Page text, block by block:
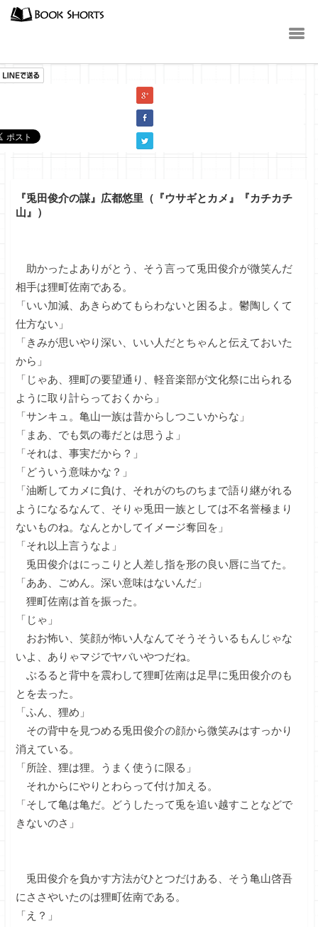
『兎田俊介の謀』広都悠里（『ウサギとカメ』『カチカチ
山』）
助かったよありがとう、そう言って兎田俊介が微笑んだ
相手は狸町佐南である。
「いい加減、あきらめてもらわないと困るよ。鬱陶しくて
仕方ない」
「きみが思いやり深い、いい人だとちゃんと伝えておいた
から」
「じゃあ、狸町の要望通り、軽音楽部が文化祭に出られる
ように取り計らっておくから」
「サンキュ。亀山一族は昔からしつこいからな」
「まあ、でも気の毒だとは思うよ」
「それは、事実だから？」
「どういう意味かな？」
「油断してカメに負け、それがのちのちまで語り継がれる
ようになるなんて、そりゃ兎田一族としては不名誉極まり
ないものね。なんとかしてイメージ奪回を」
「それ以上言うなよ」
兎田俊介はにっこりと人差し指を形の良い唇に当てた。
「ああ、ごめん。深い意味はないんだ」
狸町佐南は首を振った。
「じゃ」
おお怖い、笑顔が怖い人なんてそうそういるもんじゃな
いよ、ありゃマジでヤバいやつだね。
ぶるると背中を震わして狸町佐南は足早に兎田俊介のも
とを去った。
「ふん、狸め」
その背中を見つめる兎田俊介の顔から微笑みはすっかり
消えている。
「所詮、狸は狸。うまく使うに限る」
それからにやりとわらって付け加える。
「そして亀は亀だ。どうしたって兎を追い越すことなどで
きないのさ」
兎田俊介を負かす方法がひとつだけある、そう亀山啓吾
にささやいたのは狸町佐南である。
「え？」